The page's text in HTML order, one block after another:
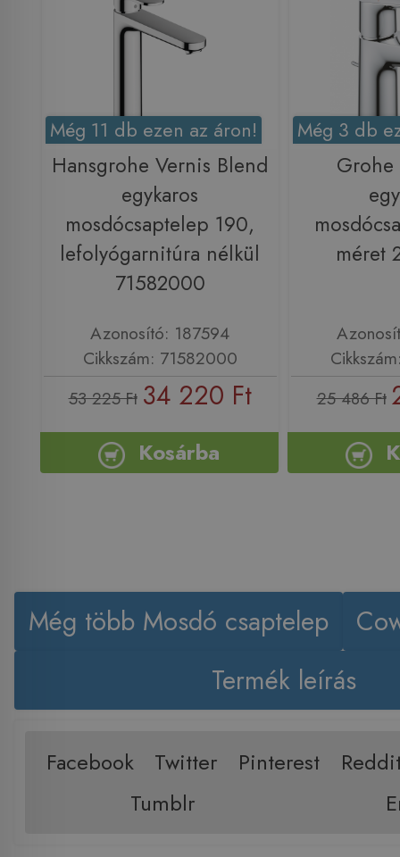
Még 11 db ezen az áron!
Hansgrohe Vernis Blend
egykaros
mosdócsaptelep 190,
lefolyógarnitúra nélkül
71582000
Azonosító: 187594
Cikkszám: 71582000
53 225 Ft 34 220 Ft
Kosárba
Még 3 db
Grohe
méret
25 486 Ft
Még több Mosdó csaptelep
Termék leírás
Facebook Twitter Pinterest
Tumblr